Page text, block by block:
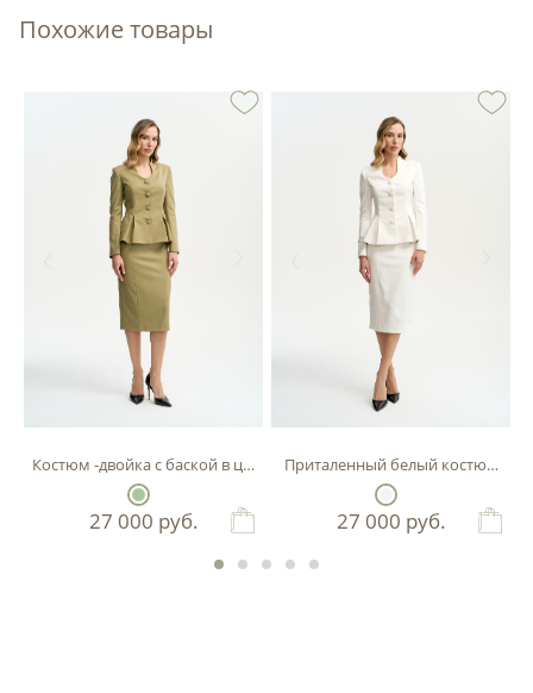
Похожие товары
Костюм -двойка с баской в цвете фисташка
27 000 руб.
Приталенный белый костюм-
27 000 руб.